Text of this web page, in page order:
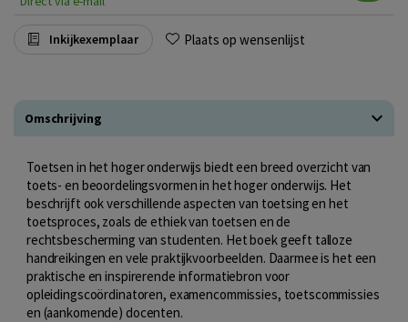
Inkijkexemplaar Plaats op wensenlijst
Omschrijving
Toetsen in het hoger onderwijs biedt een breed overzicht van
toets- en beoordelingsvormen in het hoger onderwijs. Het
beschrijft ook verschillende aspecten van toetsing en het
toetsproces, zoals de ethiek van toetsen en de
rechtsbescherming van studenten. Het boek geeft talloze
handreikingen en vele praktijkvoorbeelden. Daarmee is het een
praktische en inspirerende informatiebron voor
opleidingscoördinatoren, examencommissies, toetscommissies
en (aankomende) docenten.